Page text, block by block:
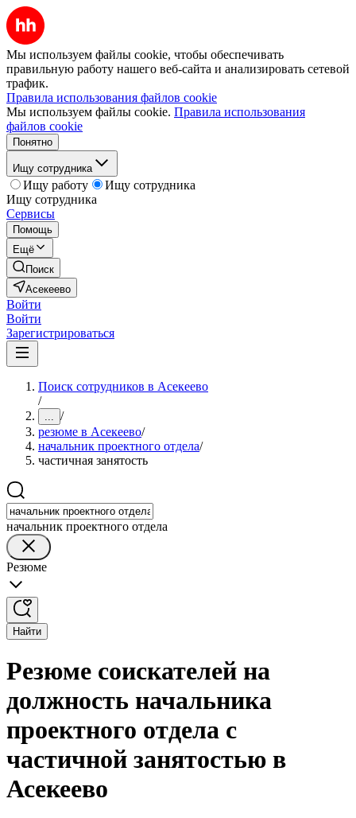
Мы используем файлы cookie, чтобы обеспечивать
правильную работу нашего веб-сайта и анализировать сетевой
трафик.
Правила использования файлов cookie
Мы используем файлы cookie. Правила использования
файлов cookie
Понятно
Ищу сотрудника
Ищу работу
Ищу сотрудника
Ищу сотрудника
Сервисы
Помощь
Ещё
Поиск
Асекеево
Войти
Войти
Зарегистрироваться
Поиск сотрудников в Асекеево
/
... /
резюме в Асекеево/
начальник проектного отдела/
частичная занятость
начальник проектного отдела
Резюме
Найти
Резюме соискателей на
должность начальника
проектного отдела с
частичной занятостью в
Асекеево